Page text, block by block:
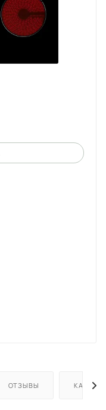
ОТЗЫВЫ КАК